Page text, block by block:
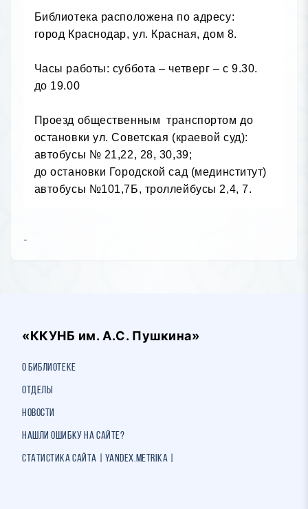
Библиотека расположена по адресу:
город Краснодар, ул. Красная, дом 8.
Часы работы: суббота – четверг – с 9.30.
до 19.00
Проезд общественным  транспортом до
остановки ул. Советская (краевой суд):
автобусы № 21,22, 28, 30,39;
до остановки Городской сад (мединститут)
автобусы №101,7Б, троллейбусы 2,4, 7.
-
«ККУНБ им. А.С. Пушкина»
О библиотеке
Отделы
Новости
Нашли ошибку на сайте?
Статистика сайта | Yandex.Metrika |